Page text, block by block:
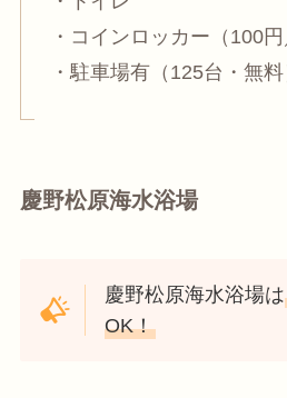
・コインロッカー（100円
・駐車場有（125台・無料
慶野松原海水浴場
慶野松原海水浴場は
OK！